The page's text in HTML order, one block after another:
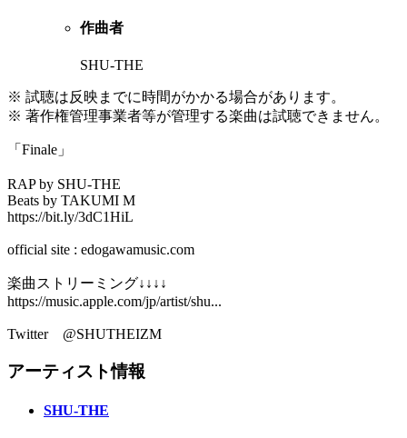
作曲者
SHU-THE
※ 試聴は反映までに時間がかかる場合があります。
※ 著作権管理事業者等が管理する楽曲は試聴できません。
「Finale」
RAP by SHU-THE
Beats by TAKUMI M
https://bit.ly/3dC1HiL​
official site : edogawamusic.com
楽曲ストリーミング↓↓↓↓
https://music.apple.com/jp/artist/shu...​
Twitter @SHUTHEIZM
アーティスト情報
SHU-THE